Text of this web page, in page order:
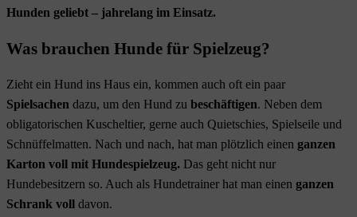
Hunden geliebt – jahrelang im Einsatz.
Was brauchen Hunde für Spielzeug?
Zieht ein Hund ins Haus ein, kommen auch oft ein paar
Spielsachen dazu, um den Hund zu beschäftigen. Neben dem
obligatorischen Kuscheltier, gerne auch Quietschies, Spielseile und
Schnüffelmatten. Nach und nach, hat man plötzlich einen ganzen
Karton voll mit Hundespielzeug. Das geht nicht nur
Hundebesitzern so. Auch als Hundetrainer hat man einen ganzen
Schrank voll davon.